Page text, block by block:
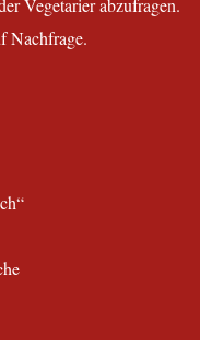
Vegetarier abzufragen.
Nachfrage.